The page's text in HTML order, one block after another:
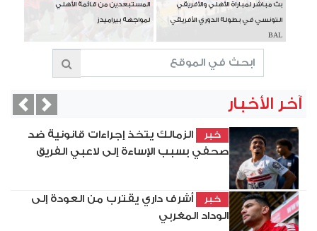
بث مباشر لمباراة الأهلي والأفريقي
التونسي في بطولة الدوري الأفريقي
BAL
المستبعدين من قائمة الأهلي
لمواجهة بيراميدز
آخر الأخبار
خبر
الزمالك يتخذ إجراءات قانونية ضد
صحفي بسبب الإساءة إلى لاعبي الفريق
خبر
أشرف داري يقترب من العودة إلى
الوداد المغربي
Next